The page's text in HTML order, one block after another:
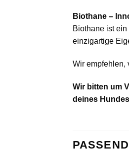
Biothane –
Biothane ist
einzigartige
Wir empfehlen,
Wir bitten um
deines